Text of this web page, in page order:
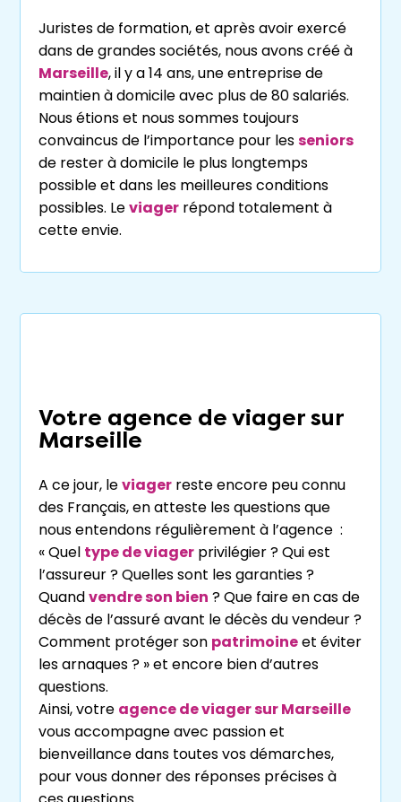
Juristes de formation, et après avoir exercé
dans de grandes sociétés, nous avons créé à
Marseille, il y a 14 ans, une entreprise de
maintien à domicile avec plus de 80 salariés.
Nous étions et nous sommes toujours
convaincus de l’importance pour lesseniors
de rester à domicile le plus longtemps
possible et dans les meilleures conditions
possibles. Leviager répond totalement à
cette envie.
Votre agence de viager sur
Marseille
A ce jour, leviager reste encore peu connu
des Français, en atteste les questions que
nous entendons régulièrement à l’agence :
« Quel type de viager privilégier ? Qui est
l’assureur ? Quelles sont les garanties ?
Quandvendre son bien ? Que faire en cas de
décès de l’assuré avant le décès du vendeur ?
Comment protéger son patrimoineet éviter
les arnaques ? » et encore bien d’autres
questions.
Ainsi, votre agence de viager sur Marseille
vous accompagne avec passion et
bienveillance dans toutes vos démarches,
pour vous donner des réponses précises à